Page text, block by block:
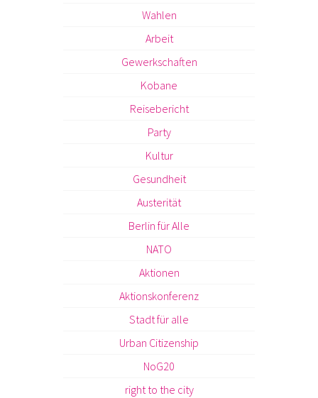
Wahlen
Arbeit
Gewerkschaften
Kobane
Reisebericht
Party
Kultur
Gesundheit
Austerität
Berlin für Alle
NATO
Aktionen
Aktionskonferenz
Stadt für alle
Urban Citizenship
NoG20
right to the city